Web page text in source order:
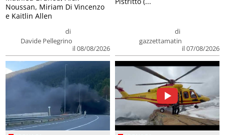
di
Davide Pellegrino
il 08/08/2026
Noussan, Miriam Di Vincenzo
e Kaitlin Allen
di
gazzettamatin
il 07/08/2026